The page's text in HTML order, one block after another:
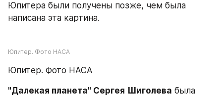
Юпитера были получены позже, чем была
написана эта картина.
Юпитер. Фото НАСА
Юпитер. Фото НАСА
"Далекая планета" Сергея Шиголева была